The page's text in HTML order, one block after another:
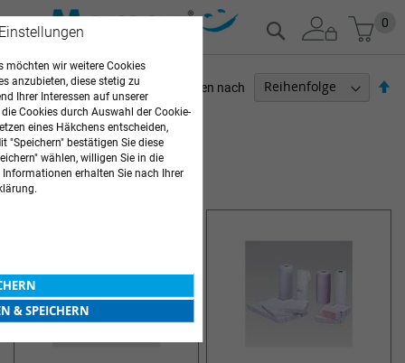
Zum
Inhalt
0
Suche
3Elemente
Sortieren nach
SIEMENS EKG-PAPIERE
ARZTBEDARF
möchten wir weitere Cookies
anzubieten, diese stetig zu
Ihrer Interessen auf unserer
Cookies durch Auswahl der Cookie-
eines Häkchens entscheiden,
"Speichern" bestätigen Sie diese
wählen, willigen Sie in die
erhalten Sie nach Ihrer
& SPEICHERN